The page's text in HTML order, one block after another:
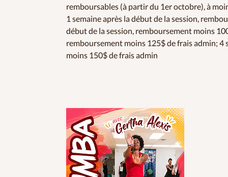
remboursables (à partir du 1er octobre), à
1 semaine après la début de la session,
début de la session, remboursement moins
remboursement moins 125$ de frais admin; 4
moins 150$ de frais admin